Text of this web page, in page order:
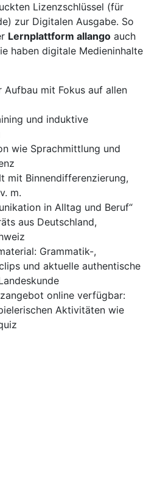
Lizenzschlüssel (für
zur Digitalen Ausgabe. So
Lernplattform allango auch
haben digitale Medieninhalte
Aufbau mit Fokus auf allen
und induktive
wie Sprachmittlung und
mit Binnendifferenzierung,
m.
in Alltag und Beruf“
aus Deutschland,
Grammatik-,
und aktuelle authentische
online verfügbar:
Aktivitäten wie